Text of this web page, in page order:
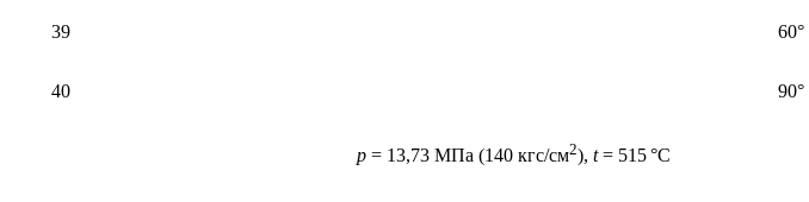
39 60°
40 90°
p= 13,73 МПа (140 кгс/см2), t= 515 °С